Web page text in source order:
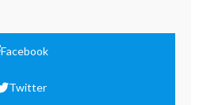
Facebook
Twitter